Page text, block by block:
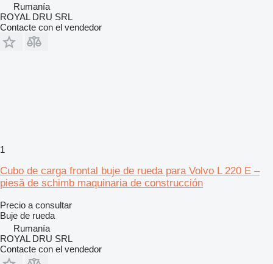
Rumanía
ROYAL DRU SRL
Contacte con el vendedor
1
Cubo de carga frontal buje de rueda para Volvo L 220 E –
piesă de schimb maquinaria de construcción
Precio a consultar
Buje de rueda
Rumanía
ROYAL DRU SRL
Contacte con el vendedor